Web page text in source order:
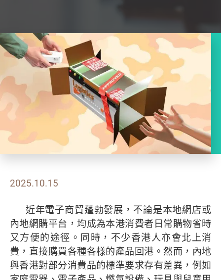
2025.10.15
近年電子商貿蓬勃發展，不論是本地網店或
內地網購平台，均成為本港消費者日常購物省時
又方便的途徑。同時，不少香港人亦會北上消
費，直接購買各種各樣的產品回港。然而，內地
與香港對部分消費品的標準要求存有差異，例如